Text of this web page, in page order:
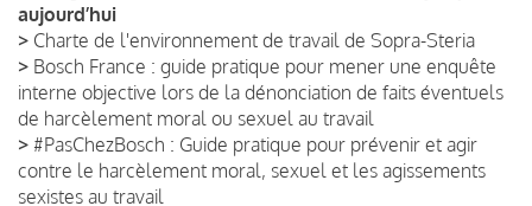
aujourd’hui
> Charte de l'environnement de travail de Sopra-Steria
> Bosch France : guide pratique pour mener une enquête
interne objective lors de la dénonciation de faits éventuels
de harcèlement moral ou sexuel au travail
> #PasChezBosch : Guide pratique pour prévenir et agir
contre le harcèlement moral, sexuel et les agissements
sexistes au travail